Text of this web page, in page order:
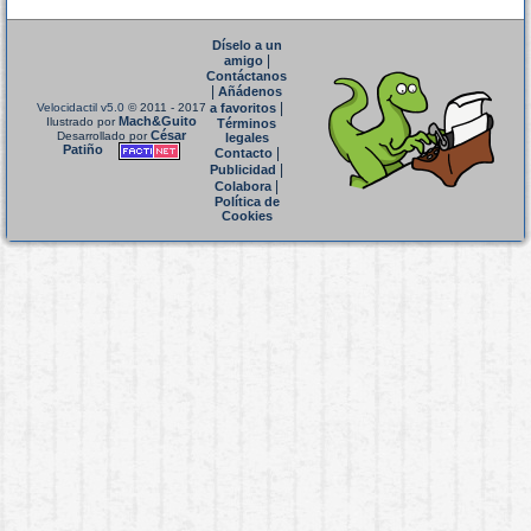
Velocidactil v5.0 © 2011 - 2017
Ilustrado porMach&Guito
Desarrollado porCésar
Patiño
Díselo a un
amigo|
Contáctanos
Añádenos
a favoritos
Términos
legales
Contacto|
Publicidad
Colabora|
Política de
Cookies